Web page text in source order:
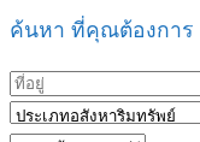
ค้นหา ที่คุณต้องการ